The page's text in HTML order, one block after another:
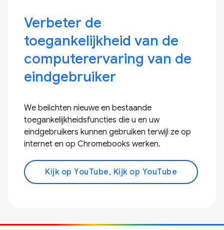
Verbeter de
toegankelijkheid van de
computerervaring van de
eindgebruiker
We belichten nieuwe en bestaande
toegankelijkheidsfuncties die u en uw
eindgebruikers kunnen gebruiken terwijl ze op
internet en op Chromebooks werken.
Kijk op YouTube, Kijk op YouTube